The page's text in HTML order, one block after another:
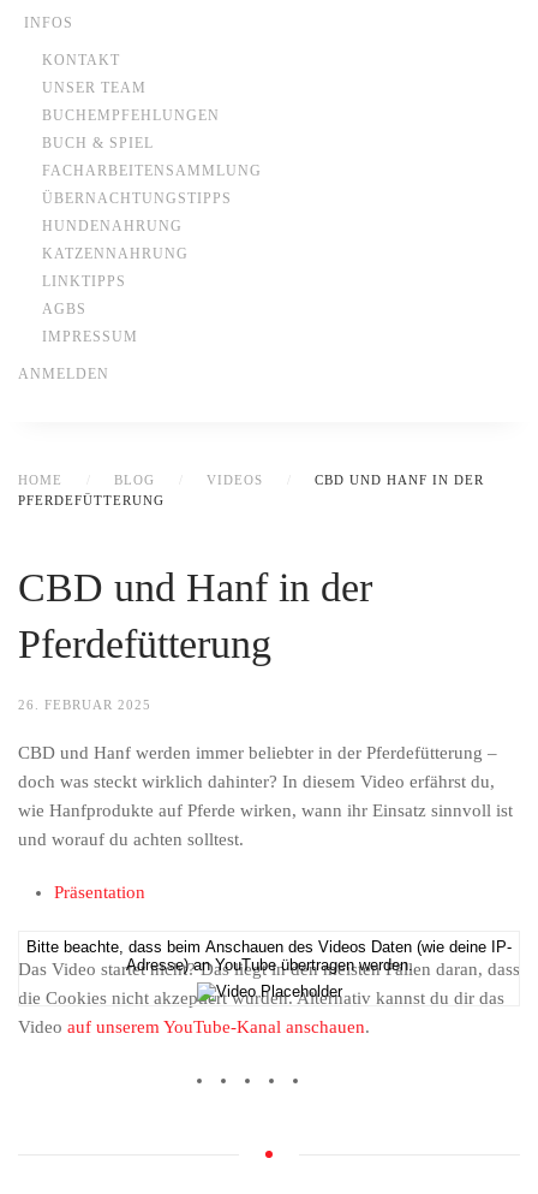
INFOS
KONTAKT
UNSER TEAM
BUCHEMPFEHLUNGEN
BUCH & SPIEL
FACHARBEITENSAMMLUNG
ÜBERNACHTUNGSTIPPS
HUNDENAHRUNG
KATZENNAHRUNG
LINKTIPPS
AGBS
IMPRESSUM
ANMELDEN
HOME BLOG VIDEOS
CBD UND HANF IN DER
PFERDEFÜTTERUNG
CBD und Hanf in der
Pferdefütterung
26. FEBRUAR 2025
CBD und Hanf werden immer beliebter in der Pferdefütterung –
doch was steckt wirklich dahinter? In diesem Video erfährst du,
wie Hanfprodukte auf Pferde wirken, wann ihr Einsatz sinnvoll ist
und worauf du achten solltest.
Präsentation
Bitte beachte, dass beim Anschauen des Videos Daten (wie deine IP-
Adresse) an YouTube übertragen werden.
Das Video startet nicht? Das liegt in den meisten Fällen daran, dass
die Cookies nicht akzeptiert wurden. Alternativ kannst du dir das
Video auf unserem YouTube-Kanal anschauen.